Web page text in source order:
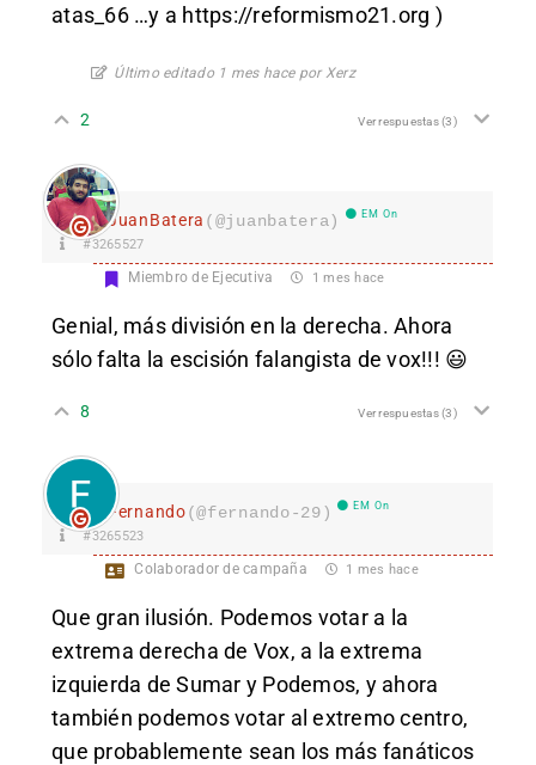
atas_66…y a https://reformismo21.org )
Último editado 1 mes hace por Xerz
2 Ver respuestas(3)
JuanBatera (@juanbatera) EM On
#3265527
Miembro de Ejecutiva 1 mes hace
Genial, más división en la derecha. Ahora
sólo falta la escisión falangista de vox!!! 😃
8 Ver respuestas(3)
Fernando(@fernando-29) EM On
#3265523
Colaborador de campaña 1 mes hace
Que gran ilusión. Podemos votar a la
extrema derecha de Vox, a la extrema
izquierda de Sumar y Podemos, y ahora
también podemos votar al extremo centro,
que probablemente sean los más fanáticos